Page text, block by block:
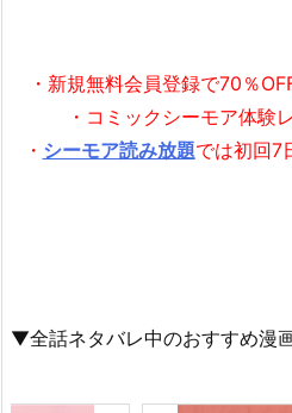
・新規無料会員登録で70％
・コミックシーモア体験
・ シーモア読み放題では初回7
▼全話ネタバレ中のおすすめ漫